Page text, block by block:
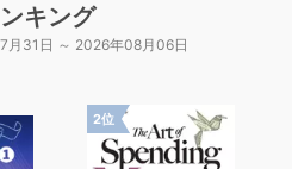
キング
月31日 ～ 2026年08月06日
2位